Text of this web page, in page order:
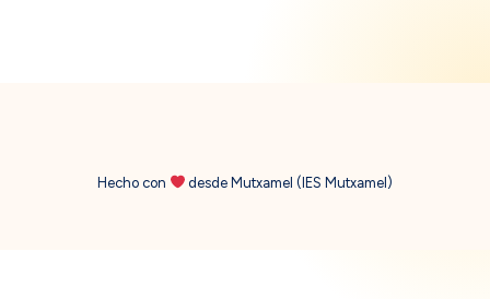
Hecho con desde Mutxamel (IES Mutxamel)